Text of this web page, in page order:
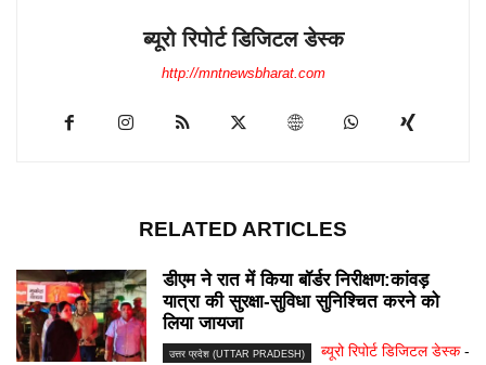
ब्यूरो रिपोर्ट डिजिटल डेस्क
http://mntnewsbharat.com
RELATED ARTICLES
डीएम ने रात में किया बॉर्डर निरीक्षण:कांवड़
यात्रा की सुरक्षा-सुविधा सुनिश्चित करने को
लिया जायजा
उत्तर प्रदेश (UTTAR PRADESH) ब्यूरो रिपोर्ट डिजिटल डेस्क -